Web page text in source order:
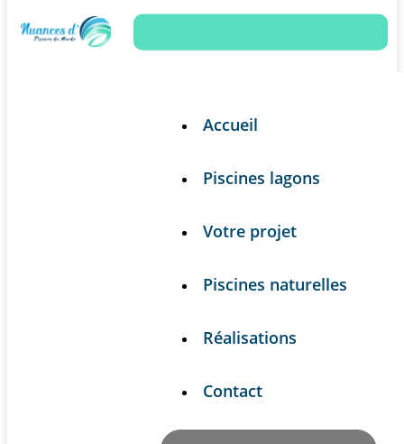
Accueil
Piscines lagons
Votre projet
Piscines naturelles
Réalisations
Contact